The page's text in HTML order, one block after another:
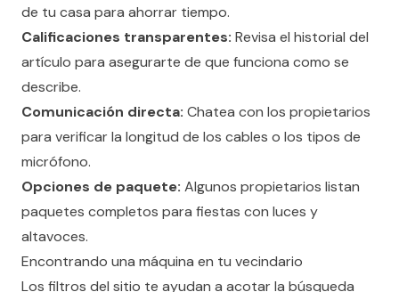
de tu casa para ahorrar tiempo.
Calificaciones transparentes: Revisa el historial del
artículo para asegurarte de que funciona como se
describe.
Comunicación directa: Chatea con los propietarios
para verificar la longitud de los cables o los tipos de
micrófono.
Opciones de paquete: Algunos propietarios listan
paquetes completos para fiestas con luces y
altavoces.
Encontrando una máquina en tu vecindario
Los filtros del sitio te ayudan a acotar la búsqueda